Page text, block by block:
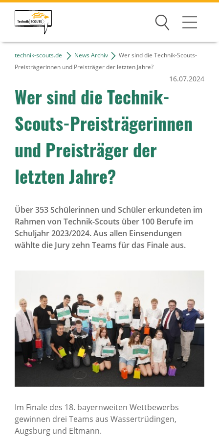
Suchen
Wettbewerb
Gewinner
Partner
Über uns
technik-scouts.de News Archiv
Wer sind die Technik-Scouts-
Preisträgerinnen und Preisträger der letzten Jahre?
Wer sind die Technik-
Scouts-Preisträgerinnen
und Preisträger der
letzten Jahre?
16.07.2024
Über 353 Schülerinnen und Schüler erkundeten im
Rahmen von Technik-Scouts über 100 Berufe im
Schuljahr 2023/2024. Aus allen Einsendungen
wählte die Jury zehn Teams für das Finale aus.
Im Finale des 18. bayernweiten Wettbewerbs
gewinnen drei Teams aus Wassertrüdingen,
Augsburg und Eltmann.